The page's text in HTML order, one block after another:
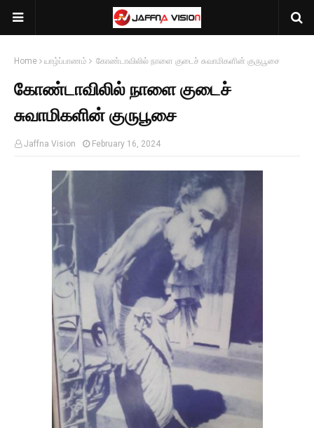
Home யாழ்ப்பாணம் கோண்டாவிலில் நாளை குடைச் சுவாமிகளின் குருபூசை
கோண்டாவிலில் நாளை குடைச்
சுவாமிகளின் குருபூசை
Jaffna Vision February 16, 2024